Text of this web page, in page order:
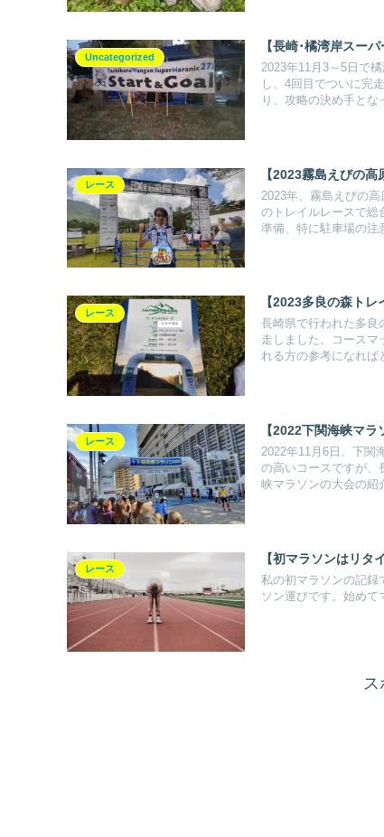
Uncategorized
【長崎･橘湾岸スー
2023年11月3～5日で
し、4回目でついに完
り、攻略の決め手と
レース
【2023霧島えびの
2023年、霧島えびの
のトレイルレースで総
準備、特に駐車場の注
レース
【2023多良の森ト
長崎県で行われた多良
走しました。コースマ
れる方の参考になれば
レース
【2022下関海峡マ
2022年11月6日、下関
の高いコースですが、
峡マラソンの大会の紹
レース
【初マラソンはリ
私の初マラソンの記録
ソン運びです。始めて
ス